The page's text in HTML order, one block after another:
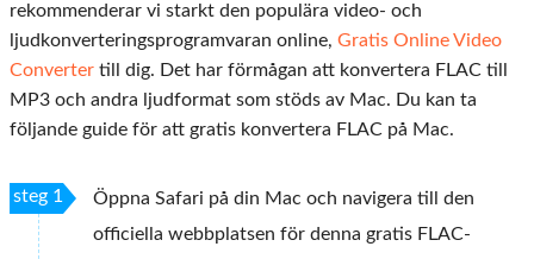
rekommenderar vi starkt den populära video- och
ljudkonverteringsprogramvaran online, Gratis Online Video
Converter till dig. Det har förmågan att konvertera FLAC till
MP3 och andra ljudformat som stöds av Mac. Du kan ta
följande guide för att gratis konvertera FLAC på Mac.
steg 1
Öppna Safari på din Mac och navigera till den
officiella webbplatsen för denna gratis FLAC-